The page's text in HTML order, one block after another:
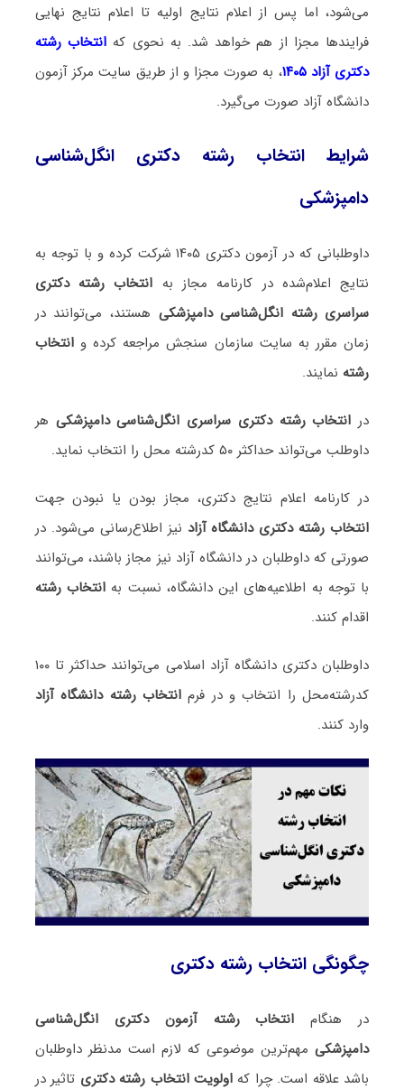
می‌شود، اما پس از اعلام نتایج اولیه تا اعلام نتایج نهایی
فرایندها مجزا از هم خواهد شد. به نحوی که انتخاب رشته
دکتری آزاد ۱۴۰۵
، به صورت مجزا و از طریق سایت مرکز آزمون
دانشگاه آزاد صورت می‌گیرد.
شرایط انتخاب رشته دکتری انگل‌شناسی
دامپزشکی
داوطلبانی که در آزمون دکتری ۱۴۰۵ شرکت کرده و با توجه به
نتایج اعلام‌شده در کارنامه مجاز به انتخاب رشته دکتری
سراسری رشته انگل‌شناسی دامپزشکی هستند، می‌توانند در
زمان مقرر به سایت سازمان سنجش مراجعه کرده وانتخاب
رشته نمایند.
در انتخاب رشته دکتری سراسری انگل‌شناسی دامپزشکی هر
داوطلب می‌تواند حداکثر ۵۰ کدرشته محل را انتخاب نماید.
در کارنامه اعلام نتایج دکتری، مجاز بودن یا نبودن جهت
انتخاب رشته دکتری دانشگاه آزاد نیز اطلاع‌رسانی می‌شود. در
صورتی که داوطلبان در دانشگاه آزاد نیز مجاز باشند، می‌توانند
با توجه به اطلاعیه‌های این دانشگاه، نسبت به انتخاب رشته
اقدام کنند.
داوطلبان دکتری دانشگاه آزاد اسلامی می‌توانند حداکثر تا ۱۰۰
کدرشته‌محل را انتخاب و در فرم انتخاب رشته دانشگاه آزاد
وارد کنند.
چگونگی انتخاب رشته دکتری
در هنگام انتخاب رشته آزمون دکتری انگل‌شناسی
دامپزشکیمهم‌ترین موضوعی که لازم است مدنظر داوطلبان
باشد علاقه است. چرا که اولویت انتخاب رشته دکتری تاثیر در